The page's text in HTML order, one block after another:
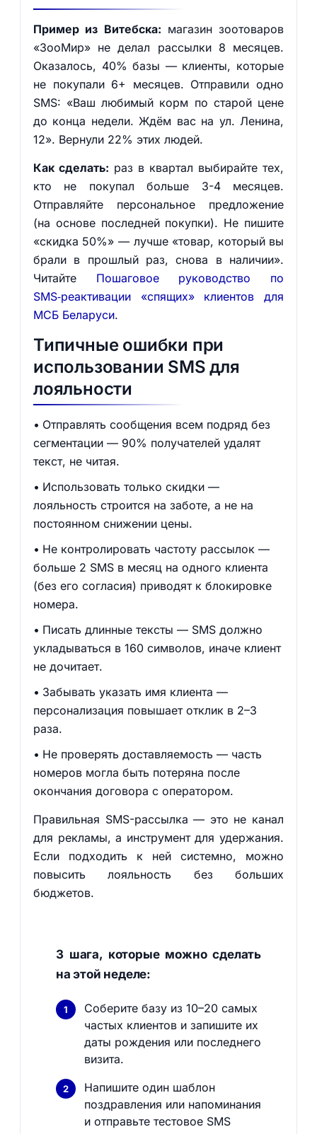
Пример из Витебска: магазин зоотоваров
«ЗооМир» не делал рассылки 8 месяцев.
Оказалось, 40% базы — клиенты, которые
не покупали 6+ месяцев. Отправили одно
SMS: «Ваш любимый корм по старой цене
до конца недели. Ждём вас на ул. Ленина,
12». Вернули 22% этих людей.
Как сделать: раз в квартал выбирайте тех,
кто не покупал больше 3-4 месяцев.
Отправляйте персональное предложение
(на основе последней покупки). Не пишите
«скидка 50%» — лучше «товар, который вы
брали в прошлый раз, снова в наличии».
Читайте Пошаговое руководство по
SMS‑реактивации «спящих» клиентов для
МСБ Беларуси.
Типичные ошибки при
использовании SMS для
лояльности
Отправлять сообщения всем подряд без
сегментации — 90% получателей удалят
текст, не читая.
Использовать только скидки —
лояльность строится на заботе, а не на
постоянном снижении цены.
Не контролировать частоту рассылок —
больше 2 SMS в месяц на одного клиента
(без его согласия) приводят к блокировке
номера.
Писать длинные тексты — SMS должно
укладываться в 160 символов, иначе клиент
не дочитает.
Забывать указать имя клиента —
персонализация повышает отклик в 2–3
раза.
Не проверять доставляемость — часть
номеров могла быть потеряна после
окончания договора с оператором.
Правильная SMS-рассылка — это не канал
для рекламы, а инструмент для удержания.
Если подходить к ней системно, можно
повысить лояльность без больших
бюджетов.
3 шага, которые можно сделать
на этой неделе:
Соберите базу из 10–20 самых
частых клиентов и запишите их
даты рождения или последнего
визита.
Напишите один шаблон
поздравления или напоминания
и отправьте тестовое SMS